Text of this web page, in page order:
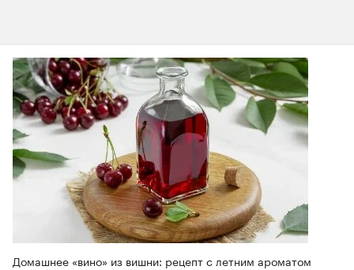
Домашнее «вино» из вишни: рецепт с летним ароматом